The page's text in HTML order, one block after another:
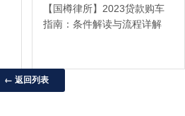
【国樽律所】2023贷款购车
指南：条件解读与流程详解
← 返回列表